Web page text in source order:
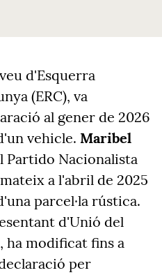
d'Esquerra
(ERC), va
al gener de 2026
vehicle. Maribel
Partido Nacionalista
a l'abril de 2025
parcel·la rústica.
d'Unió del
ha modificat fins a
per